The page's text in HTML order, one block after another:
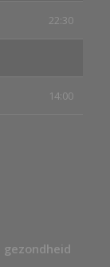
22:30
14:00
gezondheid